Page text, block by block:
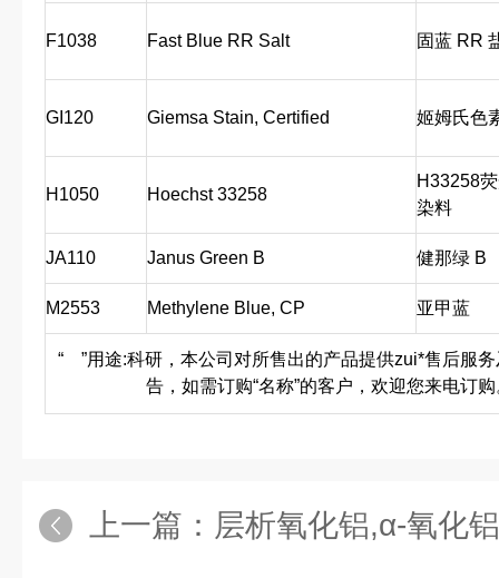
F1038 Fast Blue RR Salt 固蓝 RR
GI120 Giemsa Stain, Certified 姬姆氏色
H1050 Hoechst 33258
H33258
染料
JA110 Janus Green B 健那绿 B
M2553 Methylene Blue, CP 亚甲蓝
“
”用途:科研，本公司对所售出的产品提供zui*售后服
告，如需订购“名称”的客户，欢迎您来电订
上一篇： 层析氧化铝,α-氧化